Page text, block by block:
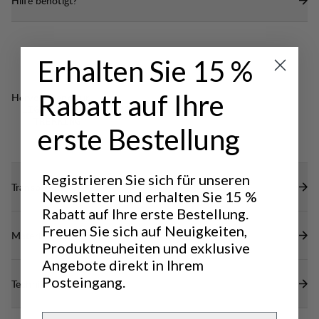
Taschen für deine Ausrüstung integriert. Das
es einfach, die Shorts zu verstauen, ohne dass die
Funktionalität darunter leidet.
einfachen Zugriff auf deine Ausrüstung.
optimale Passform.
DWR-Behandlung auf verstärkten Bereichen
(100% PFAS-frei) zur Abweisung von Wasser und
Schmutz.
Hervorragend für
LIGHT & TECH
OUTDOOR LIFE
Transparenz
Materialien
Technische Daten
Erhalten Sie 15 %
Rabatt auf Ihre
erste Bestellung
Registrieren Sie sich für unseren
Newsletter und erhalten Sie 15 %
Rabatt auf Ihre erste Bestellung.
Freuen Sie sich auf Neuigkeiten,
Produktneuheiten und exklusive
Angebote direkt in Ihrem
Posteingang.